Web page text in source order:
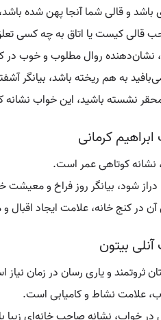
باشد و قالی شما آنجا پهن شده
قالی کیست یا اتاق به چه کسی
نشان‌دهنده روال مطلوب و خوب
به هم ریخته باشد، بیانگر
نشسته باشید، این خواب
کرمانی
کوتاهی عمر است.
دراز شود، بیانگر روز فراخ و
در کنج خانه، علامت ایجاد
بیتون
ثروتمند و یاری رسان در زمان
علامت نشاط و کامیابی است.